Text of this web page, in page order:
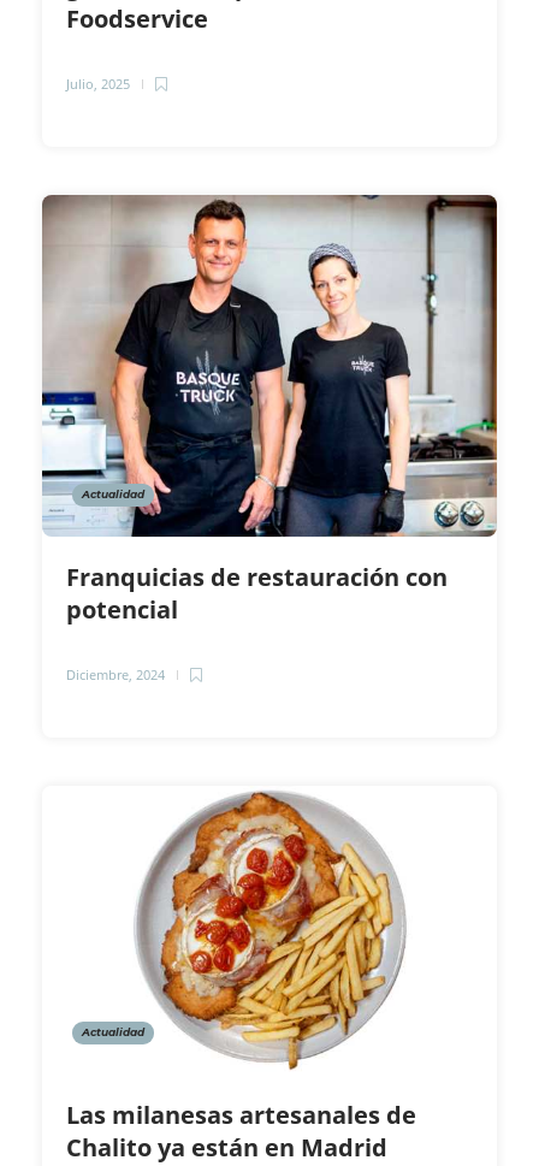
Foodservice
Julio, 2025
Actualidad
Franquicias de restauración con
potencial
Diciembre, 2024
Actualidad
Las milanesas artesanales de
Chalito ya están en Madrid